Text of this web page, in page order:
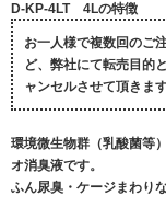
D-KP-4LT 4Lの特徴
お一人様で複数回のご
ど、弊社にて転売目的
ャンセルさせて頂きます
環境微生物群（乳酸菌等
オ消臭液です。
ふん尿臭・ケージまわり